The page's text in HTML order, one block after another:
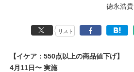
徳永浩貴
リスト
【イケア：550点以上の商品値下げ】
4月11日〜 実施